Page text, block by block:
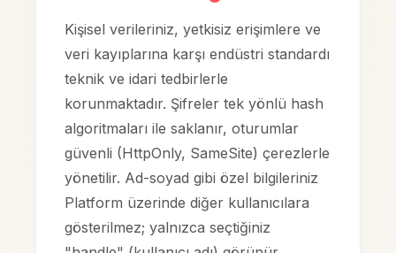
Kişisel verileriniz, yetkisiz erişimlere ve
veri kayıplarına karşı endüstri standardı
teknik ve idari tedbirlerle
korunmaktadır. Şifreler tek yönlü hash
algoritmaları ile saklanır, oturumlar
güvenli (HttpOnly, SameSite) çerezlerle
yönetilir. Ad-soyad gibi özel bilgileriniz
Platform üzerinde diğer kullanıcılara
gösterilmez; yalnızca seçtiğiniz